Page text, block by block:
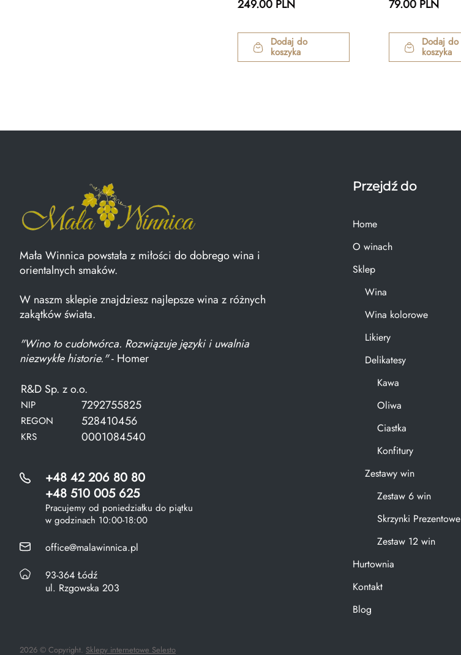
249.00 PLN
Dodaj do
koszyka
79.00 PLN
Dodaj do
koszyka
Mała Winnica powstała z miłości do dobrego wina i
orientalnych smaków.
W naszm sklepie znajdziesz najlepsze wina z różnych
zakątków świata.
"Wino to cudotwórca. Rozwiązuje języki i uwalnia
niezwykłe historie."- Homer
R&D Sp. z o.o.
NIP 7292755825
REGON 528410456
KRS 0001084540
+48 42 206 80 80
+48 510 005 625
Pracujemy od poniedziałku do piątku
w godzinach 10:00-18:00
office@malawinnica.pl
93-364 Łódź
ul. Rzgowska 203
Przejdź do
Home
O winach
Sklep
Wina
Wina kolorowe
Likiery
Delikatesy
Kawa
Oliwa
Ciastka
Konfitury
Zestawy win
Zestaw 6 win
Skrzynki Prezentowe
Zestaw 12 win
Hurtownia
Kontakt
Blog
2026 © Copyright. Sklepy internetowe Selesto